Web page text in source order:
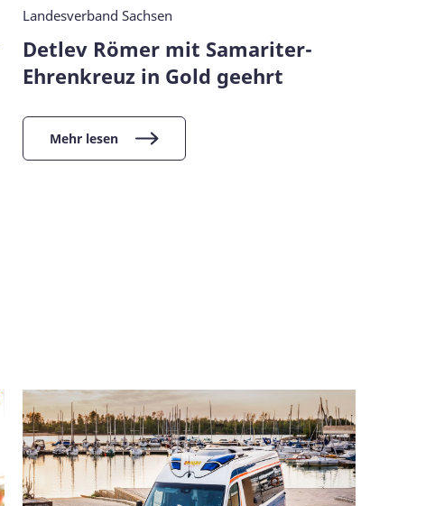
Landesverband Sachsen
Detlev Römer mit Samariter-
Ehrenkreuz in Gold geehrt
Mehr lesen